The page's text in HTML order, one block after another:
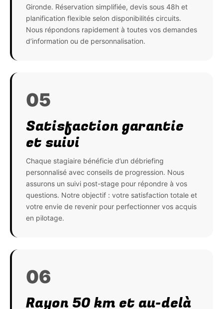
Gironde. Réservation simplifiée, devis sous 48h et
planification flexible selon disponibilités circuits.
Nous répondons rapidement à toutes vos demandes
d’information ou de personnalisation.
05
Satisfaction garantie
et suivi
Chaque stagiaire bénéficie d’un débriefing
personnalisé avec conseils de progression. Nous
assurons un suivi post-stage pour répondre à vos
questions. Notre objectif : votre satisfaction totale et
votre envie de revenir pour perfectionner vos acquis
en pilotage.
06
Rayon 50 km et au-delà